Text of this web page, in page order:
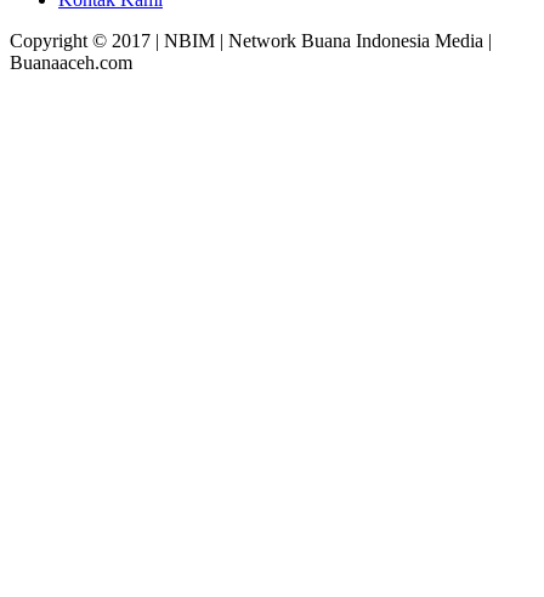
Copyright © 2017 | NBIM | Network Buana Indonesia Media |
Buanaaceh.com